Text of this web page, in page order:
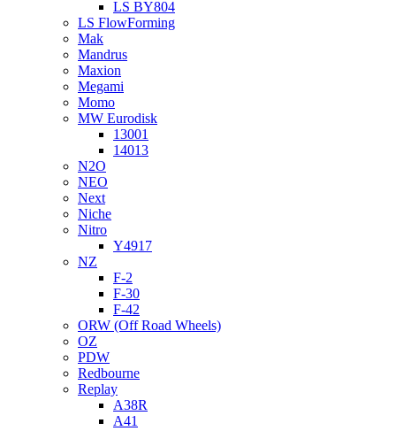
LS BY804
LS FlowForming
Mak
Mandrus
Maxion
Megami
Momo
MW Eurodisk
13001
14013
N2O
NEO
Next
Niche
Nitro
Y4917
NZ
F-2
F-30
F-42
ORW (Off Road Wheels)
OZ
PDW
Redbourne
Replay
A38R
A41